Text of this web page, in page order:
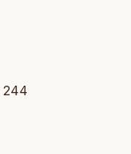
244